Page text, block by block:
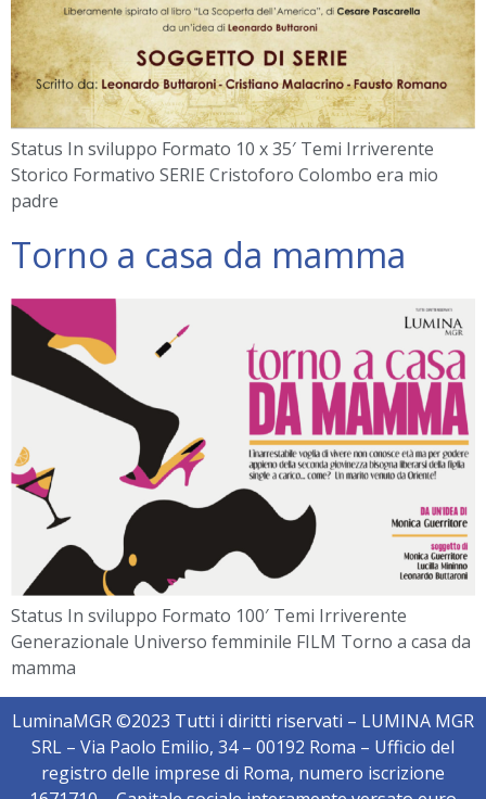
Status In sviluppo Formato 10 x 35′ Temi Irriverente
Storico Formativo SERIE Cristoforo Colombo era mio
padre
Torno a casa da mamma
Status In sviluppo Formato 100′ Temi Irriverente
Generazionale Universo femminile FILM Torno a casa da
mamma
LuminaMGR ©2023 Tutti i diritti riservati – LUMINA MGR
SRL – Via Paolo Emilio, 34 – 00192 Roma – Ufficio del
registro delle imprese di Roma, numero iscrizione